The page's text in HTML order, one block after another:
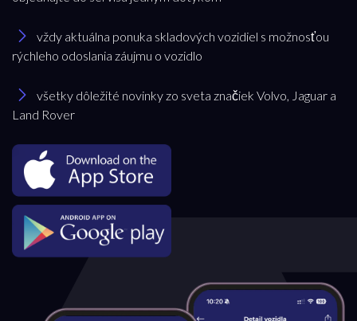
vždy aktuálna ponuka skladových vozidiel s možnosťou
rýchleho odoslania záujmu o vozidlo
všetky dôležité novinky zo sveta značiek Volvo, Jaguar a
Land Rover